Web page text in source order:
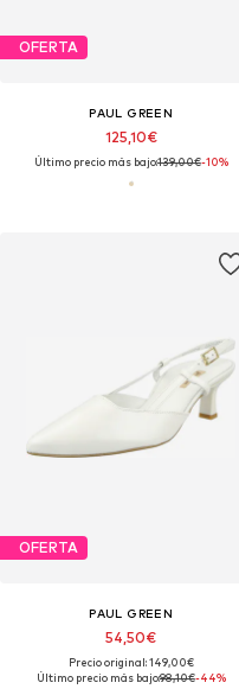
OFERTA
PAUL GREEN
125,10€
Último precio más bajo:139,00€-10%
OFERTA
PAUL GREEN
54,50€
Precio original: 149,00€
Último precio más bajo:98,10€-44%